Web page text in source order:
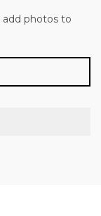
photos to